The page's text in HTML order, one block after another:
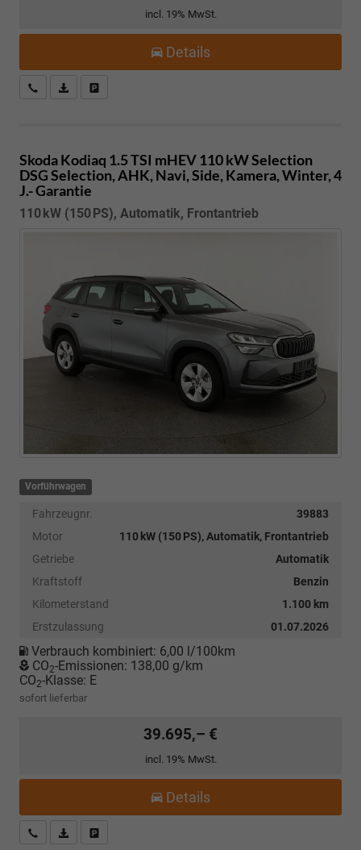
incl. 19% MwSt.
Details
Kostenloser Rückruf-Service
PDF-Datei, Fahrzeugexposé drucken
Skoda Kodiaq 1.5 TSI mHEV 110 kW Selection
DSG Selection, AHK, Navi, Side, Kamera, Winter, 4
J.- Garantie
110 kW (150 PS), Automatik, Frontantrieb
Vorführwagen
Fahrzeugnr.
39883
Motor
110 kW (150 PS), Automatik, Frontantrieb
Getriebe
Automatik
Kraftstoff
Benzin
Kilometerstand
1.100 km
Erstzulassung
01.07.2026
Verbrauch kombiniert: 6,00 l/100km
CO2-Emissionen: 138,00 g/km
CO2-Klasse: E
sofort lieferbar
39.695,– €
incl. 19% MwSt.
Details
Kostenloser Rückruf-Service
PDF-Datei, Fahrzeugexposé drucken